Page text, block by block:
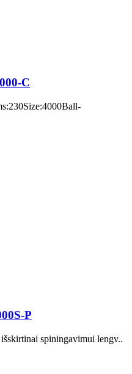
C
P
spiningavimui lengv..